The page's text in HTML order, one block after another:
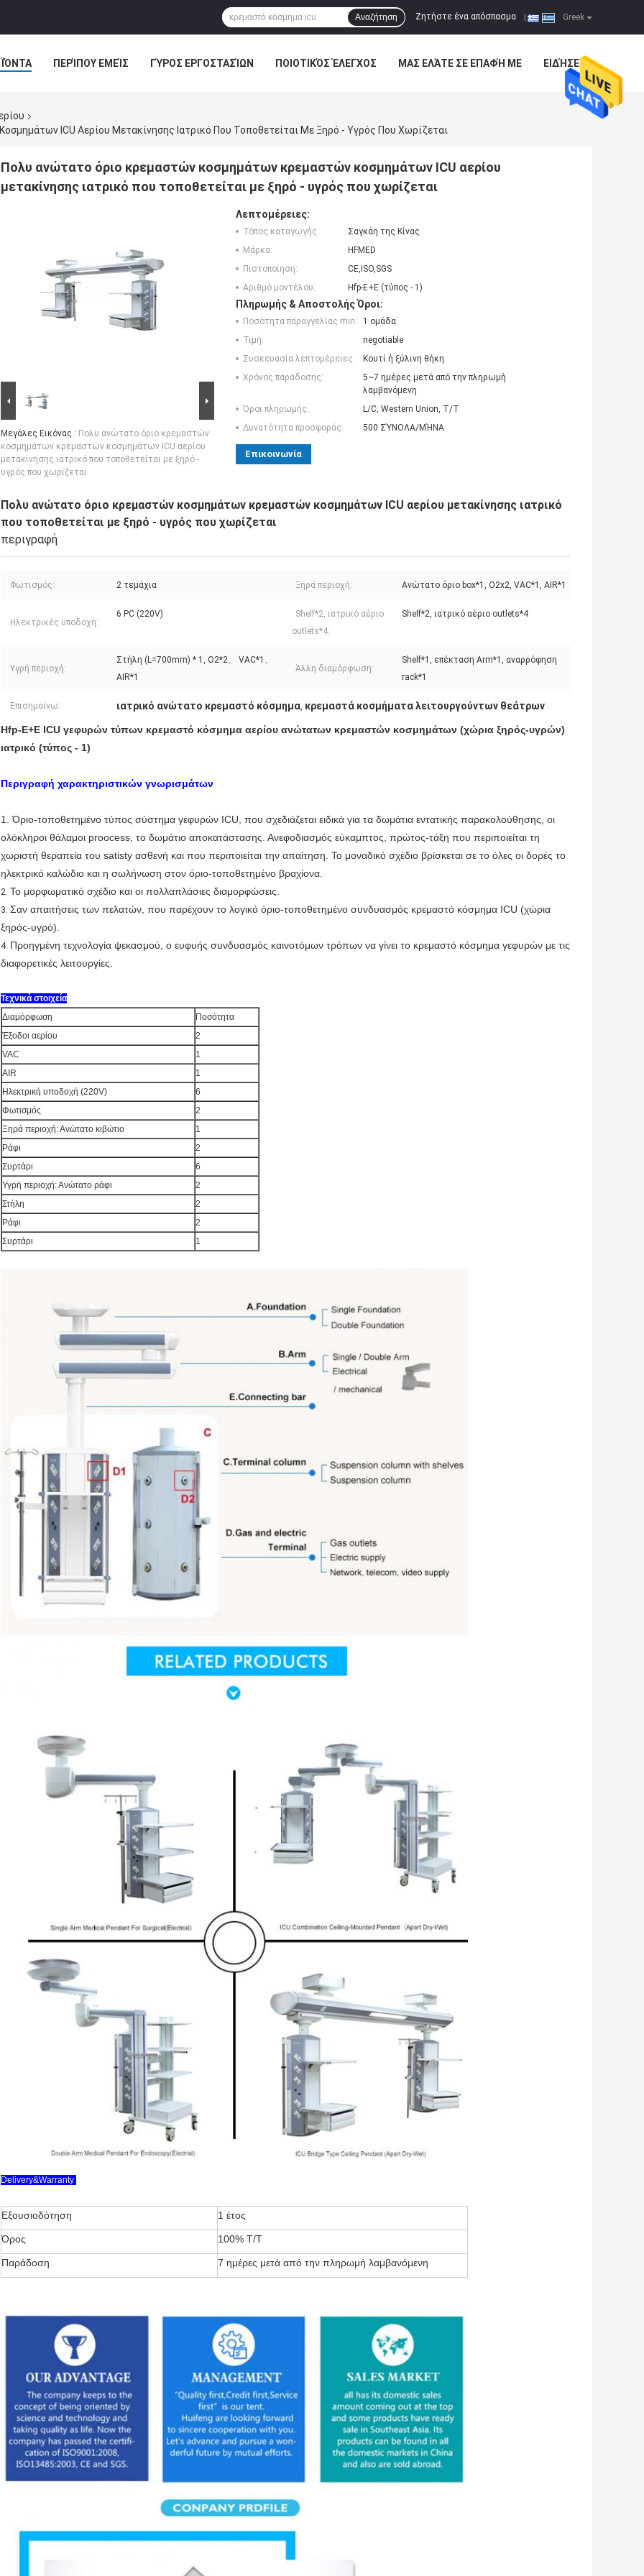
Greek
Ζητήστε ένα απόσπασμα
Αναζήτηση
ΠΕΡΊΠΟΥ ΕΜΕΊΣ ΓΎΡΟΣ ΕΡΓΟΣΤΑΣΊΩΝ ΠΟΙΟΤΙΚΌΣ ΈΛΕΓΧΟΣ ΜΑΣ ΕΛΆΤΕ ΣΕ ΕΠΑΦΉ ΜΕ ΕΙΔΉΣΕΙΣ
ICU Αερίου Μετακίνησης Ιατρικό Που Τοποθετείται Με Ξηρό - Υγρός Που Χωρίζεται
Πολυ ανώτατο όριο κρεμαστών κοσμημάτων κρεμαστών κοσμημάτων ICU αερίου
μετακίνησης ιατρικό που τοποθετείται με ξηρό - υγρός που χωρίζεται
Μεγάλες Εικόνας : Πολυ ανώτατο όριο κρεμαστών
κοσμημάτων κρεμαστών κοσμημάτων ICU αερίου
μετακίνησης ιατρικό που τοποθετείται με ξηρό -
υγρός που χωρίζεται
Λεπτομέρειες:
Τόπος καταγωγής:
Σαγκάη της Κίνας
Μάρκα:
HFMED
Πιστοποίηση:
CE,ISO,SGS
Αριθμό μοντέλου:
Hfp-E+E (τύπος - 1)
Πληρωμής & Αποστολής Όροι:
Ποσότητα παραγγελίας min:
1 ομάδα
Τιμή:
negotiable
Συσκευασία λεπτομέρειες:
Κουτί ή ξύλινη θήκη
Χρόνος παράδοσης:
5~7 ημέρες μετά από την πληρωμή
λαμβανόμενη
Όροι πληρωμής:
L/C, Western Union, T/T
Δυνατότητα προσφοράς:
500 ΣΎΝΟΛΑ/ΜΉΝΑ
Επικοινωνία
Πολυ ανώτατο όριο κρεμαστών κοσμημάτων κρεμαστών κοσμημάτων ICU αερίου μετακίνησης ιατρικό
που τοποθετείται με ξηρό - υγρός που χωρίζεται
περιγραφή
Φωτισμός: 2 τεμάχια Ξηρά περιοχή: Ανώτατο όριο box*1, O2x2, VAC*1, AIR*1
Ηλεκτρικές υποδοχή:
6 PC (220V)
Shelf*2, ιατρικό αέριο
outlets*4:
Shelf*2, ιατρικό αέριο outlets*4
Υγρή περιοχή:
Στήλη (L=700mm) * 1, O2*2、 VAC*1、
AIR*1
Άλλη διαμόρφωση:
Shelf*1, επέκταση Arm*1, αναρρόφηση
rack*1
Επισημαίνω: ιατρικό ανώτατο κρεμαστό κόσμημα κρεμαστά κοσμήματα λειτουργούντων θεάτρων
Hfp-E+E ICU γεφυρών τύπων κρεμαστό κόσμημα αερίου ανώτατων κρεμαστών κοσμημάτων (χώρια ξηρός-υγρών)
ιατρικό (τύπος - 1)
Περιγραφή χαρακτηριστικών γνωρισμάτων
1. Όριο-τοποθετημένο τύπος σύστημα γεφυρών ICU, που σχεδιάζεται ειδικά για τα δωμάτια εντατικής παρακολούθησης, οι
ολόκληροι θάλαμοι proocess, το δωμάτιο αποκατάστασης. Ανεφοδιασμός εύκαμπτος, πρώτος-τάξη που περιποιείται τη
χωριστή θεραπεία του satisty ασθενή και που περιποιείται την απαίτηση. Το μοναδικό σχέδιο βρίσκεται σε το όλες οι δορές το
ηλεκτρικό καλώδιο και η σωλήνωση στον όριο-τοποθετημένο βραχίονα.
2. Το μορφωματικό σχέδιο και οι πολλαπλάσιες διαμορφώσεις.
3. Σαν απαιτήσεις των πελατών, που παρέχουν το λογικό όριο-τοποθετημένο συνδυασμός κρεμαστό κόσμημα ICU (χώρια
ξηρός-υγρό).
4. Προηγμένη τεχνολογία ψεκασμού, ο ευφυής συνδυασμός καινοτόμων τρόπων να γίνει το κρεμαστό κόσμημα γεφυρών με τις
διαφορετικές λειτουργίες.
Τεχνικά στοιχεία
Διαμόρφωση
Ποσότητα
Έξοδοι αερίου
2
VAC
1
AIR
1
Ηλεκτρική υποδοχή (220V)
6
Φωτισμός
2
Ξηρά περιοχή: Ανώτατο κιβώτιο
1
Ράφι
2
Συρτάρι
6
Υγρή περιοχή: Ανώτατο ράφι
2
Στήλη
2
Ράφι
2
Συρτάρι
1
Delivery&Warranty
Εξουσιοδότηση 1 έτος
Όρος 100% T/T
Παράδοση 7 ημέρες μετά από την πληρωμή λαμβανόμενη